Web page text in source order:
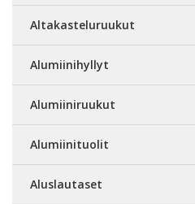
Altakasteluruukut
Alumiinihyllyt
Alumiiniruukut
Alumiinituolit
Aluslautaset